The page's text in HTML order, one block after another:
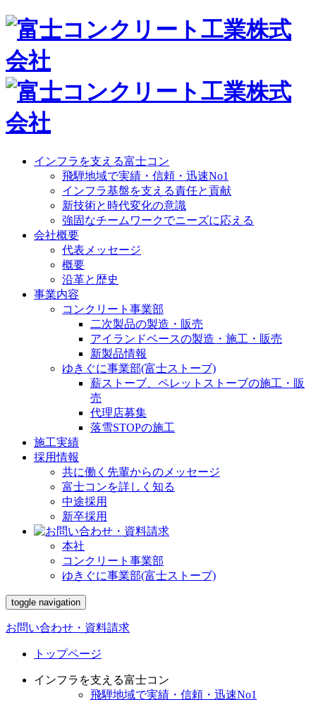
インフラを支える富士コン
飛騨地域で実績・信頼・迅速No1
インフラ基盤を支える責任と貢献
新技術と時代変化の意識
強固なチームワークでニーズに応える
会社概要
代表メッセージ
概要
沿革と歴史
事業内容
コンクリート事業部
二次製品の製造・販売
アイランドベースの製造・施工・販売
新製品情報
ゆきぐに事業部(富士ストーブ)
薪ストーブ、ペレットストーブの施工・販
売
代理店募集
落雪STOPの施工
施工実績
採用情報
共に働く先輩からのメッセージ
富士コンを詳しく知る
中途採用
新卒採用
本社
コンクリート事業部
ゆきぐに事業部(富士ストーブ)
toggle navigation
お問い合わせ・資料請求
トップページ
インフラを支える富士コン
飛騨地域で実績・信頼・迅速No1